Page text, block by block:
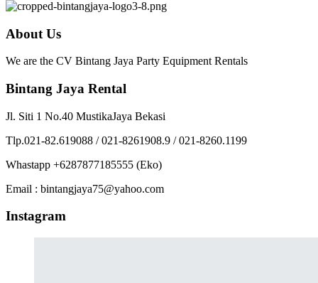
About Us
We are the CV Bintang Jaya Party Equipment Rentals
Bintang Jaya Rental
Jl. Siti 1 No.40 MustikaJaya Bekasi
Tlp.021-82.619088 / 021-8261908.9 / 021-8260.1199
Whastapp +6287877185555 (Eko)
Email : bintangjaya75@yahoo.com
Instagram